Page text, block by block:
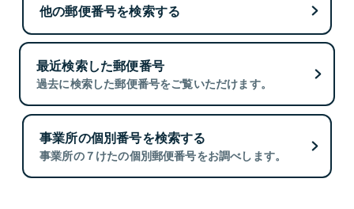
他の郵便番号を検索する
最近検索した郵便番号
過去に検索した郵便番号をご覧いただけます。
事業所の個別番号を検索する
事業所の７けたの個別郵便番号をお調べします。